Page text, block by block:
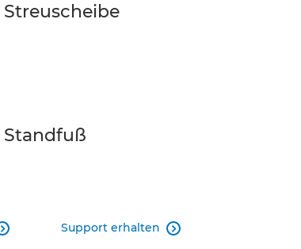
Streuscheibe
Standfuß
 Support erhalten 